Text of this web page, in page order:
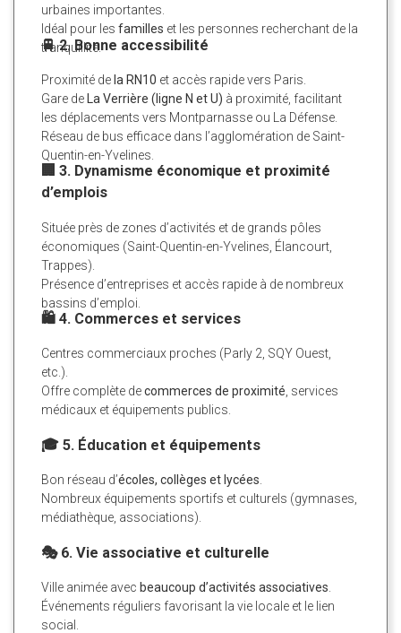
urbaines importantes.
Idéal pour les familles et les personnes recherchant de la
tranquillité.
🚆 2. Bonne accessibilité
Proximité de la RN10 et accès rapide vers Paris.
Gare de
La Verrière (ligne N et U) à proximité, facilitant
les déplacements vers Montparnasse ou La Défense.
Réseau de bus efficace dans l’agglomération de Saint-
Quentin-en-Yvelines.
🏢 3. Dynamisme économique et proximité
d’emplois
Située près de zones d’activités et de grands pôles
économiques (Saint-Quentin-en-Yvelines, Élancourt,
Trappes).
Présence d’entreprises et accès rapide à de nombreux
bassins d’emploi.
🛍️ 4. Commerces et services
Centres commerciaux proches (Parly 2, SQY Ouest,
etc.).
Offre complète decommerces de proximité, services
médicaux et équipements publics.
🎓 5. Éducation et équipements
Bon réseau d’écoles, collèges et lycées
Nombreux équipements sportifs et culturels (gymnases,
médiathèque, associations).
🎭 6. Vie associative et culturelle
Ville animée avec beaucoup d’activités associatives
Événements réguliers favorisant la vie locale et le lien
social.